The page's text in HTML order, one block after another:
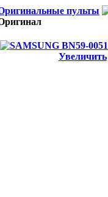
пульты
Увеличить